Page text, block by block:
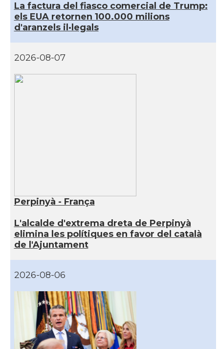
La factura del fiasco comercial de Trump:
els EUA retornen 100.000 milions
d'aranzels il·legals
2026-08-07
Perpinyà - França
L'alcalde d'extrema dreta de Perpinyà
elimina les polítiques en favor del català
de l'Ajuntament
2026-08-06